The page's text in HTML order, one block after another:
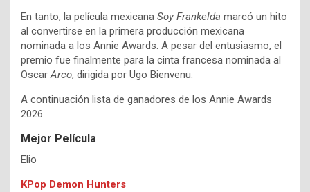
En tanto, la película mexicana Soy Frankelda marcó un hito
al convertirse en la primera producción mexicana
nominada a los Annie Awards. A pesar del entusiasmo, el
premio fue finalmente para la cinta francesa nominada al
OscarArco, dirigida por Ugo Bienvenu.
A continuación lista de ganadores de los Annie Awards
2026.
Mejor Película
Elio
KPop Demon Hunters